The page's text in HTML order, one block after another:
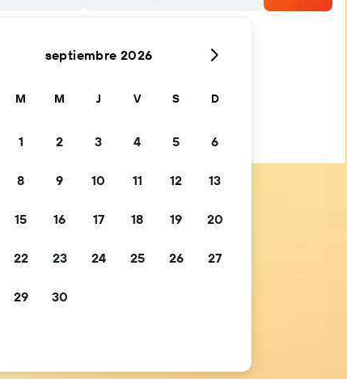
septiembre 2026
M M J V S D
1 2 3 4 5 6
8 9 10 11 12 13
15 16 17 18 19 20
22 23 24 25 26 27
29 30